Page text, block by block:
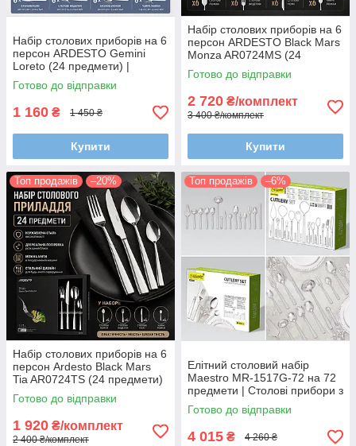
Набір столових приборів на 6
персон ARDESTO Gemini
Loreto (24 предмети) |
Дзеркальне полірування та
нержавіюча сталь 18/0
Готово до відправки
1 160 ₴ 1 450 ₴
Купити
Набір столових приборів на 6
персон ARDESTO Black Mars
Monza AR0724MS (24
предмети) | Дзеркальне та
сатинове полірування
Готово до відправки
2 720 ₴/комплект
3 400 ₴/комплект
Купити
Топ продажів –20%
Набір столових приборів на 6
персон Ardesto Black Mars
Tia AR0724TS (24 предмети)
| Дзеркальне полірування та
нержавіюча сталь
Готово до відправки
1 920 ₴/комплект
2 400 ₴/комплект
Топ продажів –6%
Елітний столовий набір
Maestro MR-1517G-72 на 72
предмети | Столові прибори з
позолотою та візерунком |
Набір для 12 персон
Готово до відправки
4 015 ₴ 4 260 ₴